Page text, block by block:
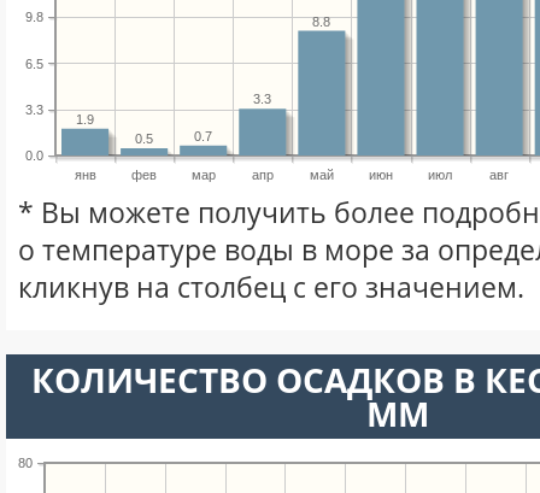
янв фев мар апр май июн июл авг
0.0
3.3
6.5
9.8 8.8
3.3
0.7
0.5
1.9
* Вы можете получить более
о температуре воды в море за
кликнув на столбец с его значением.
КОЛИЧЕСТВО ОСАДКОВ В
ММ
80